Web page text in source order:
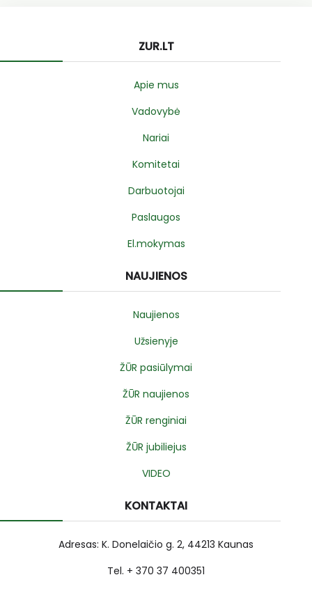
ZUR.LT
Apie mus
Vadovybė
Nariai
Komitetai
Darbuotojai
Paslaugos
El.mokymas
NAUJIENOS
Naujienos
Užsienyje
ŽŪR pasiūlymai
ŽŪR naujienos
ŽŪR renginiai
ŽŪR jubiliejus
VIDEO
KONTAKTAI
Adresas: K. Donelaičio g. 2, 44213 Kaunas
Tel. + 370 37 400351